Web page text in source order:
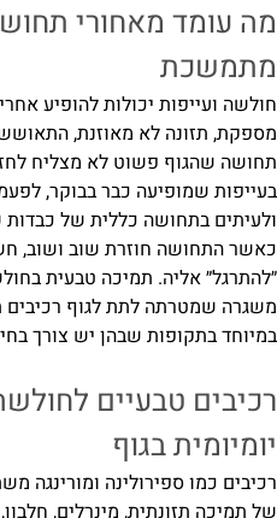
מה עומד מאחורי
מתמשכת
חולשה ועייפות יכולות להופיע
מספקת, תזונה לא מאוזנת,
תחושה שהגוף פשוט לא מצליח
בעייפות שמופיעה כבר בבוקר,
ולעיתים בתחושה כללית של
כאשר התחושה חוזרת שוב ושוב,
״להתרגל״ אליה. תמיכה טבעית
משגרה שמטרתה לתת לגוף רכיבים
במיוחד בתקופות שבהן יש צורך
רכיבים טבעיים
יומיומית בגוף
רכיבים כמו ספירולינה ומורינגה
של תמיכה תזונתית, מינרלים,